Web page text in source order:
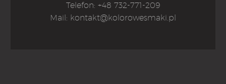
Telefon: +48 732-771-209
Mail: kontakt@kolorowesmaki.pl